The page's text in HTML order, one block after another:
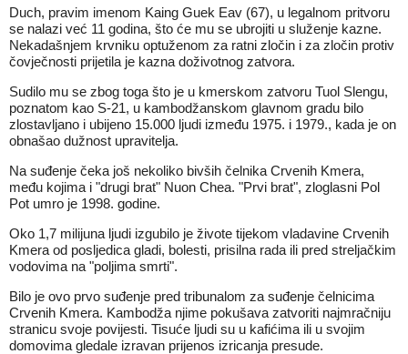
Duch, pravim imenom Kaing Guek Eav (67), u legalnom pritvoru
se nalazi već 11 godina, što će mu se ubrojiti u služenje kazne.
Nekadašnjem krvniku optuženom za ratni zločin i za zločin protiv
čovječnosti prijetila je kazna doživotnog zatvora.
Sudilo mu se zbog toga što je u kmerskom zatvoru Tuol Slengu,
poznatom kao S-21, u kambodžanskom glavnom gradu bilo
zlostavljano i ubijeno 15.000 ljudi između 1975. i 1979., kada je on
obnašao dužnost upravitelja.
Na suđenje čeka još nekoliko bivših čelnika Crvenih Kmera,
među kojima i "drugi brat" Nuon Chea. "Prvi brat", zloglasni Pol
Pot umro je 1998. godine.
Oko 1,7 milijuna ljudi izgubilo je živote tijekom vladavine Crvenih
Kmera od posljedica gladi, bolesti, prisilna rada ili pred streljačkim
vodovima na "poljima smrti".
Bilo je ovo prvo suđenje pred tribunalom za suđenje čelnicima
Crvenih Kmera. Kambodža njime pokušava zatvoriti najmračniju
stranicu svoje povijesti. Tisuće ljudi su u kafićima ili u svojim
domovima gledale izravan prijenos izricanja presude.